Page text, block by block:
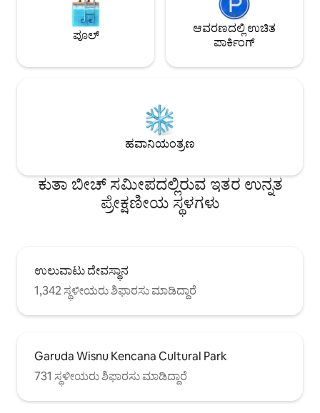
ಪೂಲ್
ಆವರಣದಲ್ಲಿ ಉಚಿತ
ಪಾರ್ಕಿಂಗ್
ಹವಾನಿಯಂತ್ರಣ
ಕುತಾ ಬೀಚ್ ಸಮೀಪದಲ್ಲಿರುವ ಇತರ ಉನ್ನತ
ಪ್ರೇಕ್ಷಣೀಯ ಸ್ಥಳಗಳು
ಉಲುವಾಟು ದೇವಸ್ಥಾನ
1,342 ಸ್ಥಳೀಯರು ಶಿಫಾರಸು ಮಾಡಿದ್ದಾರೆ
Garuda Wisnu Kencana Cultural Park
731 ಸ್ಥಳೀಯರು ಶಿಫಾರಸು ಮಾಡಿದ್ದಾರೆ